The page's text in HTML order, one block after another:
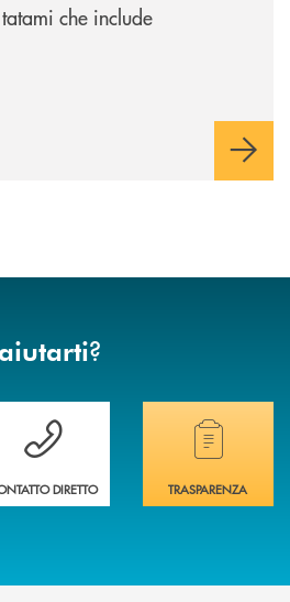
che include
aiutarti?
filiali della banca.
bisogno di assistenza immediata?
DIRETTO
Hai bisogno di
TRASPARENZA